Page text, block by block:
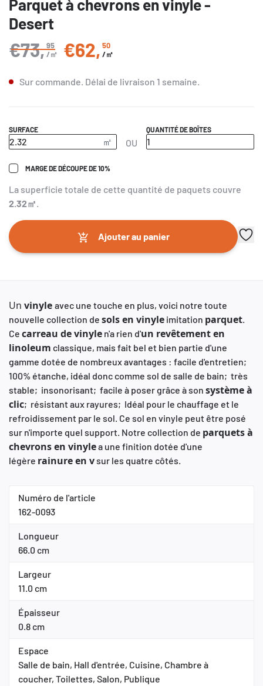
Parquet à chevrons en vinyle -
Desert
Prix régulier
€73,95
/㎡
€62, 50
/㎡
Sur commande. Délai de livraison 1 semaine.
SURFACE
OU
QUANTITÉ DE BOÎTES
MARGE DE DÉCOUPE DE 10%
La superficie totale de cette quantité de paquets couvre
2.32㎡.
Ajouter au panier
Un vinyle avec une touche en plus, voici notre toute
nouvelle collection de sols en vinyle imitation parquet.
Ce carreau de vinyle n'a rien d'un revêtement en
linoleum classique, mais fait bel et bien partie d'une
gamme dotée de nombreux avantages : facile d'entretien;
100% étanche, idéal donc comme sol de salle de bain; très
stable; insonorisant; facile à poser grâce à son système à
clic; résistant aux rayures; Idéal pour le chauffage et le
refroidissement par le sol. Ce sol en vinyle peut être posé
sur n'importe quel support. Notre collection de parquets à
chevrons en vinylea une finition dotée d'une
légère rainure en vsur les quatre côtés.
Numéro de l'article
162-0093
Longueur
66.0 cm
Largeur
11.0 cm
Épaisseur
0.8 cm
Espace
Salle de bain, Hall d'entrée, Cuisine, Chambre à
coucher, Toilettes, Salon, Publique